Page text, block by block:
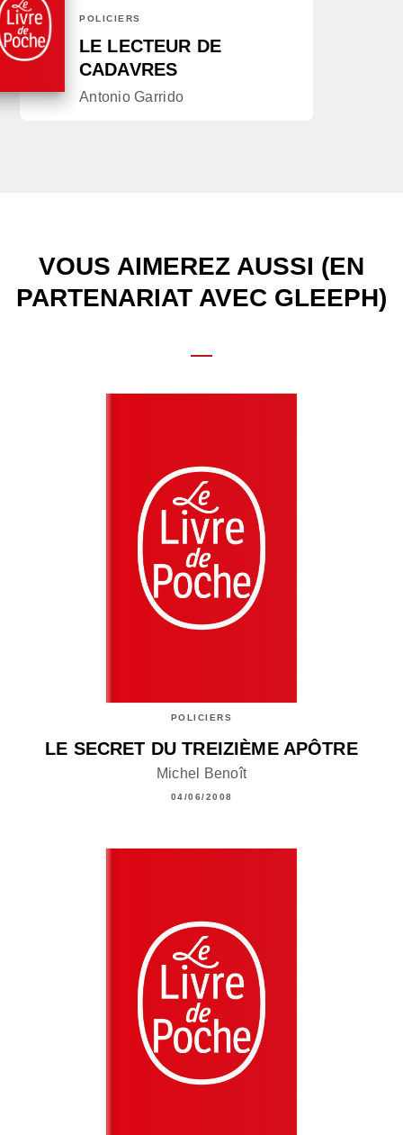
POLICIERS
LE LECTEUR DE
CADAVRES
Antonio Garrido
VOUS AIMEREZ AUSSI (EN
PARTENARIAT AVEC GLEEPH)
POLICIERS
LE SECRET DU TREIZIÈME APÔTRE
Michel Benoît
04/06/2008